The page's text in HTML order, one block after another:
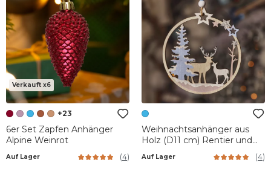
Verkauft x6
+23
6er Set Zapfen Anhänger
Alpine Weinrot
Auf Lager (4)
Weihnachtsanhänger aus
Holz (D11 cm) Rentier und
Auf Lager (4)